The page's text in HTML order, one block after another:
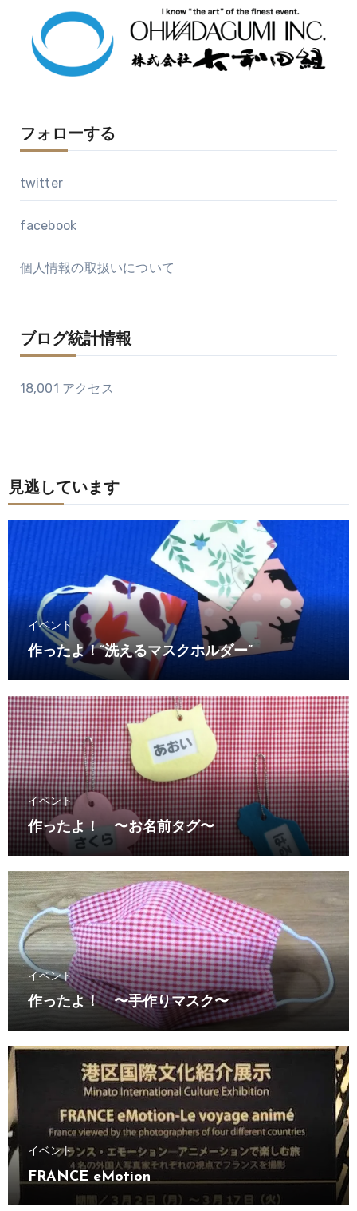
フォローする
twitter
facebook
個人情報の取扱いについて
ブログ統計情報
18,001 アクセス
見逃しています
イベント
作ったよ！“洗えるマスクホルダー”
イベント
作ったよ！ 〜お名前タグ〜
イベント
作ったよ！ 〜手作りマスク〜
イベント
FRANCE eMotion